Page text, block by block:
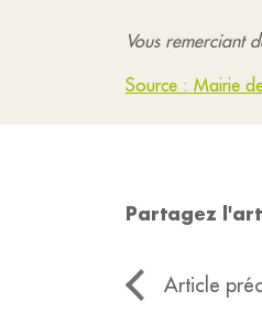
Vous remerciant
Source : Mairie
Partagez
Article